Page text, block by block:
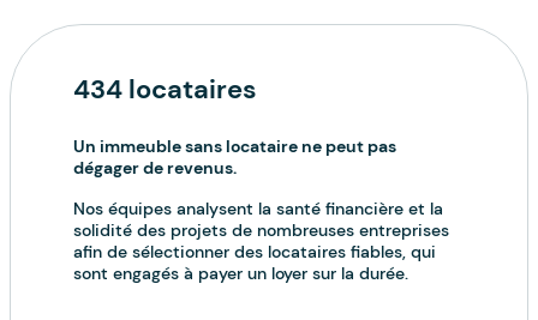
434 locataires
Un immeuble sans locataire ne peut pas
dégager de revenus.
Nos équipes analysent la santé financière et la
solidité des projets de nombreuses entreprises
afin de sélectionner des locataires fiables, qui
sont engagés à payer un loyer sur la durée.